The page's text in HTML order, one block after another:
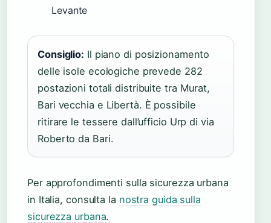
Levante
Consiglio: Il piano di posizionamento
delle isole ecologiche prevede 282
postazioni totali distribuite tra Murat,
Bari vecchia e Libertà. È possibile
ritirare le tessere dall’ufficio Urp di via
Roberto da Bari.
Per approfondimenti sulla sicurezza urbana
in Italia, consulta la nostra guida sulla
sicurezza urbana.